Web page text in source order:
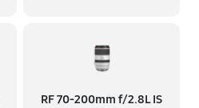
RF 70‑200mm f/2.8L IS